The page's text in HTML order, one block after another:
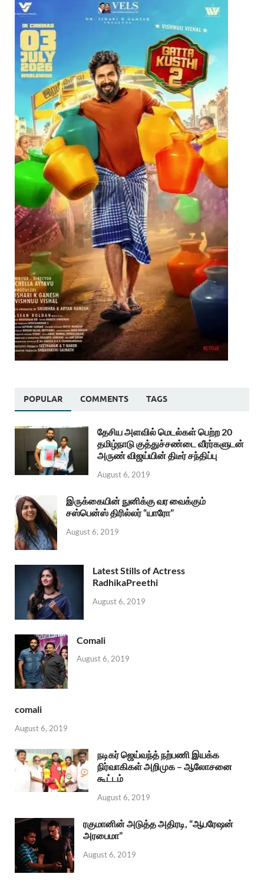
POPULAR COMMENTS TAGS
தேசிய அளவில் மெடல்கள் பெற்ற 20
தமிழ்நாடு குத்துச்சண்டை வீரர்களுடன்
அருண் விஜய்யின் திடீர் சந்திப்பு
August 6, 2019
இருக்கையின் நுனிக்கு வர வைக்கும்
சஸ்பென்ஸ் திரில்லர் “யாரோ”
August 6, 2019
Latest Stills of Actress
RadhikaPreethi
August 6, 2019
Comali
August 6, 2019
comali
August 6, 2019
நடிகர் ஜெய்வந்த் நற்பணி இயக்க
நிர்வாகிகள் அறிமுக – ஆலோசனை
கூட்டம்
August 6, 2019
ரகுமானின் அடுத்த அதிரடி, “ஆபரேஷன்
அரபைமா”
August 6, 2019